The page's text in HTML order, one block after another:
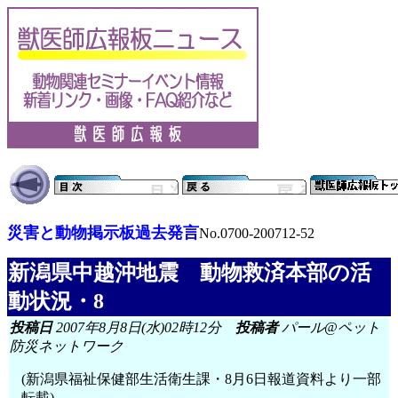
災害と動物掲示板過去発言No.0700-200712-52
新潟県中越沖地震 動物救済本部の活
動状況・8
投稿日2007年8月8日(水)02時12分 投稿者パール@ペット
防災ネットワーク
(新潟県福祉保健部生活衛生課・8月6日報道資料より一部